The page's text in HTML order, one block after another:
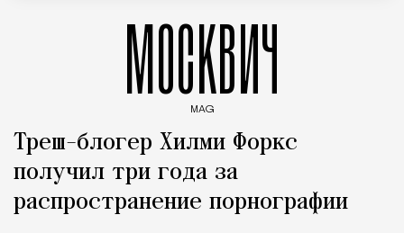
МОСКВИЧ
MAG
Треш-блогер Хилми Форкс
получил три года за
распространение порнографии